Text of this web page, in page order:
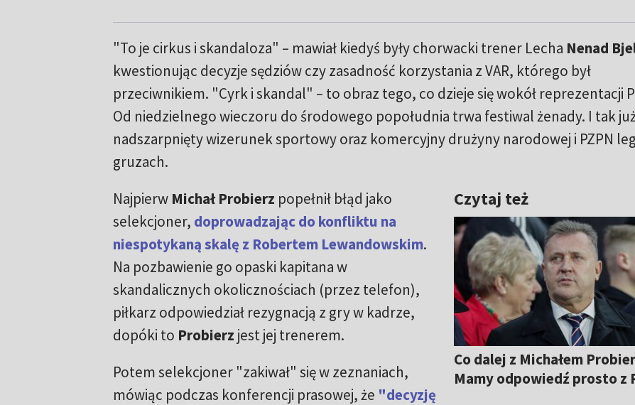
"To je cirkus i skandaloza" – mawiał kiedyś były chorwacki trener Lecha Nenad
kwestionując decyzje sędziów czy zasadność korzystania z VAR, którego był
przeciwnikiem. "Cyrk i skandal" – to obraz tego, co dzieje się wokół reprezentacji
Od niedzielnego wieczoru do środowego popołudnia trwa festiwal żenady. I tak
nadszarpnięty wizerunek sportowy oraz komercyjny drużyny narodowej i PZPN
gruzach.
Czytaj też
Co dalej z Michałem
Mamy odpowiedź prosto z
Najpierw Michał Probierz popełnił błąd jako
selekcjoner, doprowadzając do konfliktu na
niespotykaną skalę z Robertem Lewandowskim.
Na pozbawienie go opaski kapitana w
skandalicznych okolicznościach (przez telefon),
piłkarz odpowiedział rezygnacją z gry w kadrze,
dopóki to Probierz jest jej trenerem.
Potem selekcjoner "zakiwał" się w zeznaniach,
mówiąc podczas konferencji prasowej, że "decyzję